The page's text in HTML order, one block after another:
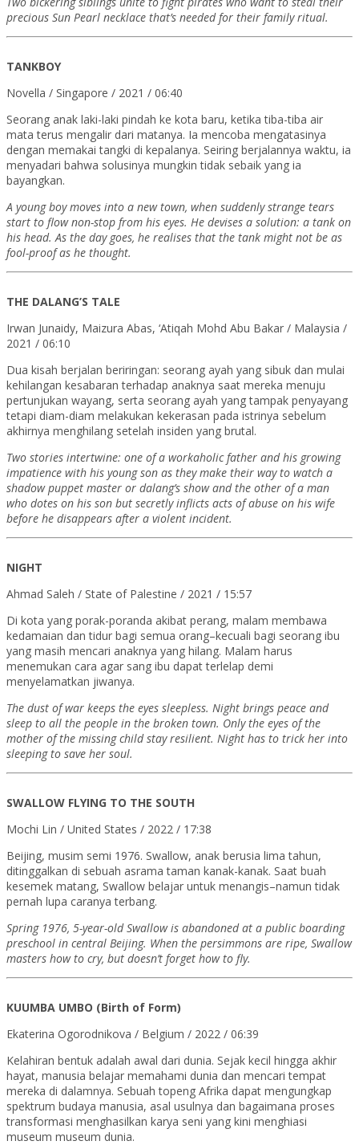
precious Sun Pearl necklace that’s needed for their family ritual.
TANKBOY
Novella / Singapore / 2021 / 06:40
Seorang anak laki-laki pindah ke kota baru, ketika tiba-tiba air
mata terus mengalir dari matanya. Ia mencoba mengatasinya
dengan memakai tangki di kepalanya. Seiring berjalannya waktu, ia
menyadari bahwa solusinya mungkin tidak sebaik yang ia
bayangkan.
A young boy moves into a new town, when suddenly strange tears
start to flow non-stop from his eyes. He devises a solution: a tank on
his head. As the day goes, he realises that the tank might not be as
fool-proof as he thought.
THE DALANG’S TALE
Irwan Junaidy, Maizura Abas, ‘Atiqah Mohd Abu Bakar / Malaysia /
2021 / 06:10
Dua kisah berjalan beriringan: seorang ayah yang sibuk dan mulai
kehilangan kesabaran terhadap anaknya saat mereka menuju
pertunjukan wayang, serta seorang ayah yang tampak penyayang
tetapi diam-diam melakukan kekerasan pada istrinya sebelum
akhirnya menghilang setelah insiden yang brutal.
Two stories intertwine: one of a workaholic father and his growing
impatience with his young son as they make their way to watch a
shadow puppet master or dalang’s show and the other of a man
who dotes on his son but secretly inflicts acts of abuse on his wife
before he disappears after a violent incident.
NIGHT
Ahmad Saleh / State of Palestine / 2021 / 15:57
Di kota yang porak-poranda akibat perang, malam membawa
kedamaian dan tidur bagi semua orang–kecuali bagi seorang ibu
yang masih mencari anaknya yang hilang. Malam harus
menemukan cara agar sang ibu dapat terlelap demi
menyelamatkan jiwanya.
The dust of war keeps the eyes sleepless. Night brings peace and
sleep to all the people in the broken town. Only the eyes of the
mother of the missing child stay resilient. Night has to trick her into
sleeping to save her soul.
SWALLOW FLYING TO THE SOUTH
Mochi Lin / United States / 2022 / 17:38
Beijing, musim semi 1976. Swallow, anak berusia lima tahun,
ditinggalkan di sebuah asrama taman kanak-kanak. Saat buah
kesemek matang, Swallow belajar untuk menangis–namun tidak
pernah lupa caranya terbang.
Spring 1976, 5-year-old Swallow is abandoned at a public boarding
preschool in central Beijing. When the persimmons are ripe, Swallow
masters how to cry, but doesn’t forget how to fly.
KUUMBA UMBO (Birth of Form)
Ekaterina Ogorodnikova / Belgium / 2022 / 06:39
Kelahiran bentuk adalah awal dari dunia. Sejak kecil hingga akhir
hayat, manusia belajar memahami dunia dan mencari tempat
mereka di dalamnya. Sebuah topeng Afrika dapat mengungkap
spektrum budaya manusia, asal usulnya dan bagaimana proses
transformasi menghasilkan karya seni yang kini menghiasi
museum museum dunia.